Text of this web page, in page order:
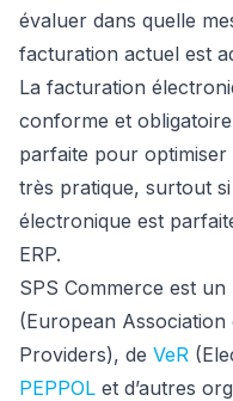
évaluer dans quelle
facturation actuel est
La facturation
conforme et
parfaite pour optimiser
très pratique, surtout
électronique est
ERP.
SPS Commerce est un
(European
Providers), de VeR
PEPPOL et d’autres